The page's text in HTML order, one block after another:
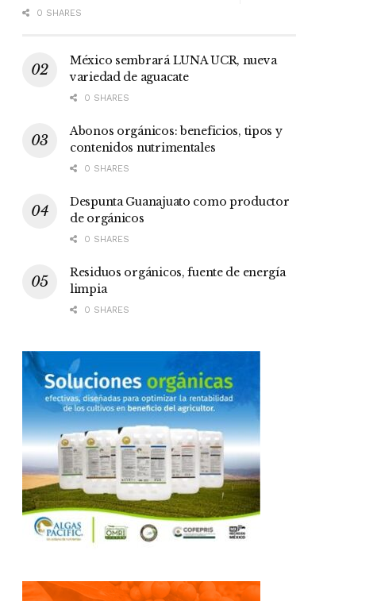
0 SHARES
México sembrará LUNA UCR, nueva
variedad de aguacate
0 SHARES
Abonos orgánicos: beneficios, tipos y
contenidos nutrimentales
0 SHARES
Despunta Guanajuato como productor
de orgánicos
0 SHARES
Residuos orgánicos, fuente de energía
limpia
0 SHARES